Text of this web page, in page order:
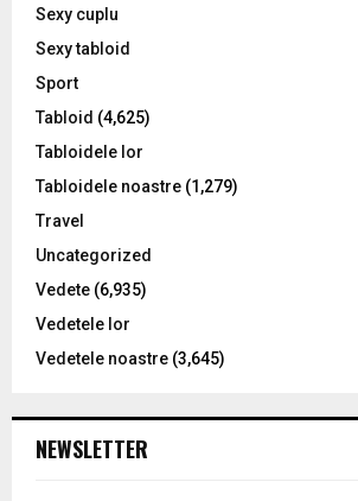
Sexy cuplu
Sexy tabloid
Sport
Tabloid (4,625)
Tabloidele lor
Tabloidele noastre (1,279)
Travel
Uncategorized
Vedete (6,935)
Vedetele lor
Vedetele noastre (3,645)
NEWSLETTER